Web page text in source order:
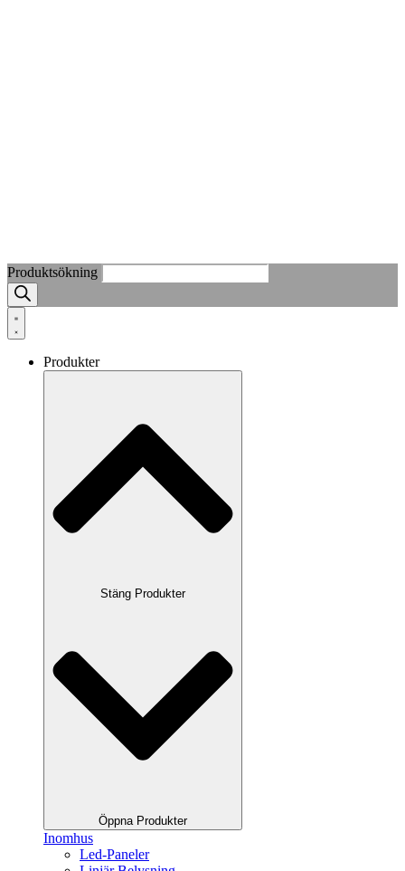
Produktsökning
Produkter
Stäng Produkter
Öppna Produkter
Inomhus
Led-Paneler